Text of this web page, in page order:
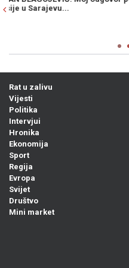
kazna od nevjerovatnih 13.000
Rat u zalivu
Vijesti
Politika
Intervjui
Hronika
Ekonomija
Sport
Regija
Evropa
Svijet
Društvo
Mini market